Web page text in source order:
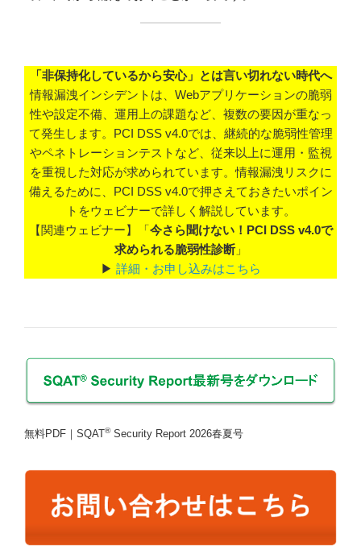
「非保持化しているから安心」とは言い切れない時代へ
情報漏洩インシデントは、Webアプリケーションの脆弱
性や設定不備、運用上の課題など、複数の要因が重なっ
て発生します。PCI DSS v4.0では、継続的な脆弱性管理
やペネトレーションテストなど、従来以上に運用・監視
を重視した対応が求められています。情報漏洩リスクに
備えるために、PCI DSS v4.0で押さえておきたいポイン
トをウェビナーで詳しく解説しています。
【関連ウェビナー】「今さら聞けない！PCI DSS v4.0で
求められる脆弱性診断」
▶ 詳細・お申し込みはこちら
無料PDF｜SQAT®Security Report 2026春夏号